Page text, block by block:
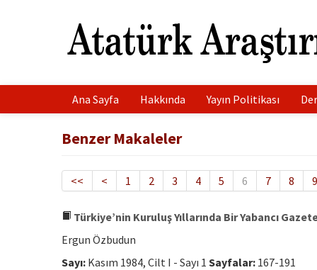
Ana Sayfa Hakkında Yayın Politikası
Benzer Makaleler
<< < 1 2 3 4 5 6 7 8 9
Türkiye’nin Kuruluş Yıllarında Bir Yabancı
Ergun Özbudun
Sayı: Kasım 1984, Cilt I - Sayı 1 Sayfalar: 167-191